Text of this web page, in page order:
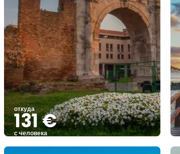
откуда
131 €
с человека
Видеть